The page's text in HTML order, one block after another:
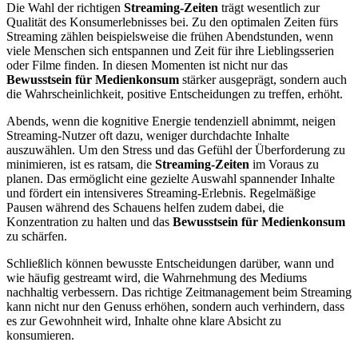
Die Wahl der richtigen Streaming-Zeiten trägt wesentlich zur
Qualität des Konsumerlebnisses bei. Zu den optimalen Zeiten fürs
Streaming zählen beispielsweise die frühen Abendstunden, wenn
viele Menschen sich entspannen und Zeit für ihre Lieblingsserien
oder Filme finden. In diesen Momenten ist nicht nur das
Bewusstsein für Medienkonsum stärker ausgeprägt, sondern auch
die Wahrscheinlichkeit, positive Entscheidungen zu treffen, erhöht.
Abends, wenn die kognitive Energie tendenziell abnimmt, neigen
Streaming-Nutzer oft dazu, weniger durchdachte Inhalte
auszuwählen. Um den Stress und das Gefühl der Überforderung zu
minimieren, ist es ratsam, die Streaming-Zeiten im Voraus zu
planen. Das ermöglicht eine gezielte Auswahl spannender Inhalte
und fördert ein intensiveres Streaming-Erlebnis. Regelmäßige
Pausen während des Schauens helfen zudem dabei, die
Konzentration zu halten und das Bewusstsein für Medienkonsum
zu schärfen.
Schließlich können bewusste Entscheidungen darüber, wann und
wie häufig gestreamt wird, die Wahrnehmung des Mediums
nachhaltig verbessern. Das richtige Zeitmanagement beim Streaming
kann nicht nur den Genuss erhöhen, sondern auch verhindern, dass
es zur Gewohnheit wird, Inhalte ohne klare Absicht zu
konsumieren.